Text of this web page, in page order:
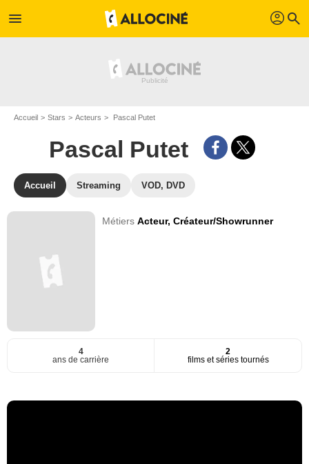
menu profil search
Accueil Stars Acteurs Pascal Putet
Pascal Putet
Accueil Streaming VOD, DVD
MétiersActeur,Créateur/Showrunner
4
ans de carrière
2
films et séries tournés